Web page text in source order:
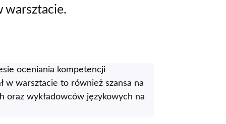
warsztacie.
oceniania kompetencji
w warsztacie to również szansa na
oraz wykładowców językowych na